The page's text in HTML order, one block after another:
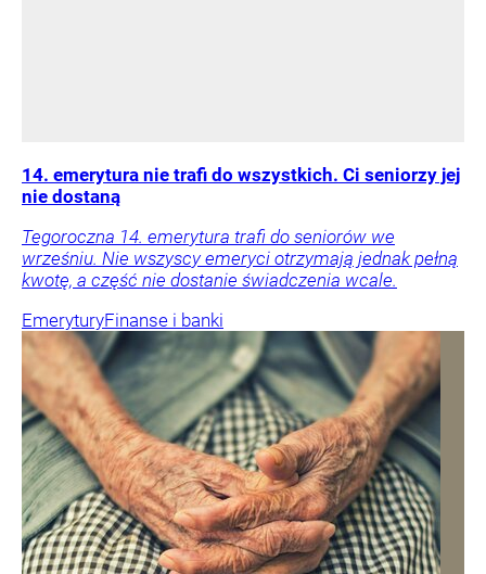
14. emerytura nie trafi do wszystkich. Ci seniorzy jej
nie dostaną
Tegoroczna 14. emerytura trafi do seniorów we
wrześniu. Nie wszyscy emeryci otrzymają jednak pełną
kwotę, a część nie dostanie świadczenia wcale.
EmeryturyFinanse i banki